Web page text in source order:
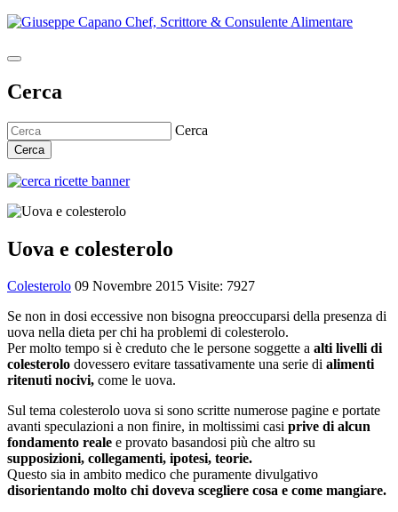
Cerca
Cerca
Cerca
Uova e colesterolo
Colesterolo 09 Novembre 2015 Visite: 7927
Se non in dosi eccessive non bisogna preoccuparsi della presenza di
uova nella dieta per chi ha problemi di colesterolo.
Per molto tempo si è creduto che le persone soggette a alti livelli di
colesterolo dovessero evitare tassativamente una serie di alimenti
ritenuti nocivi, come le uova.
Sul tema colesterolo uova si sono scritte numerose pagine e portate
avanti speculazioni a non finire, in moltissimi casi prive di alcun
fondamento reale e provato basandosi più che altro su
supposizioni, collegamenti, ipotesi, teorie.
Questo sia in ambito medico che puramente divulgativo
disorientando molto chi doveva scegliere cosa e come mangiare.